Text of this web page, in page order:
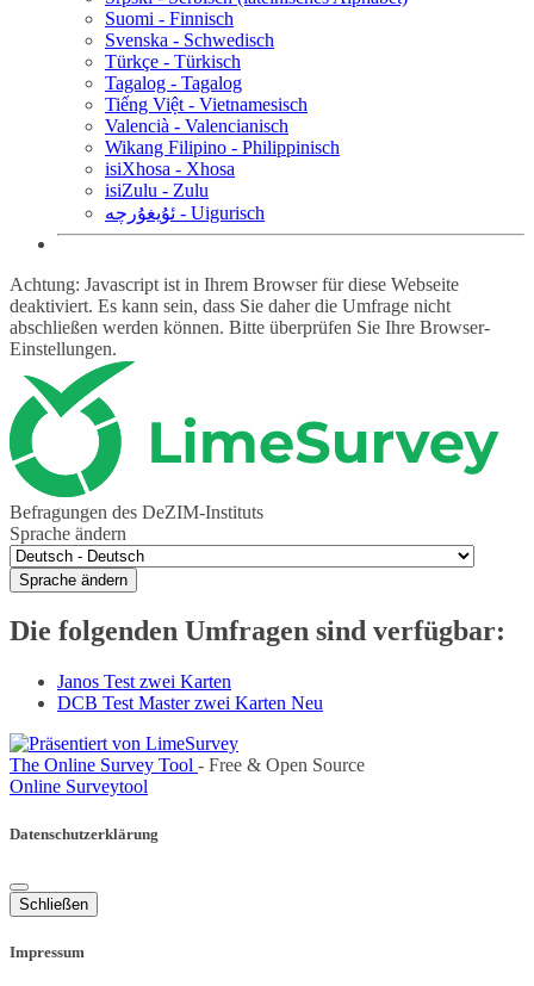
Suomi - Finnisch
Svenska - Schwedisch
Türkçe - Türkisch
Tagalog - Tagalog
Tiếng Việt - Vietnamesisch
Valencià - Valencianisch
Wikang Filipino - Philippinisch
isiXhosa - Xhosa
isiZulu - Zulu
ئۇيغۇرچە - Uigurisch
Achtung: Javascript ist in Ihrem Browser für diese Webseite
deaktiviert. Es kann sein, dass Sie daher die Umfrage nicht
abschließen werden können. Bitte überprüfen Sie Ihre Browser-
Einstellungen.
Befragungen des DeZIM-Instituts
Sprache ändern
Sprache ändern
Die folgenden Umfragen sind verfügbar:
Janos Test zwei Karten
DCB Test Master zwei Karten Neu
The Online Survey Tool - Free & Open Source
Online Surveytool
Datenschutzerklärung
Schließen
Impressum